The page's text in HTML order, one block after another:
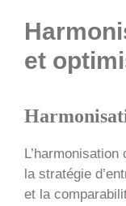
et
la stratégie
et la